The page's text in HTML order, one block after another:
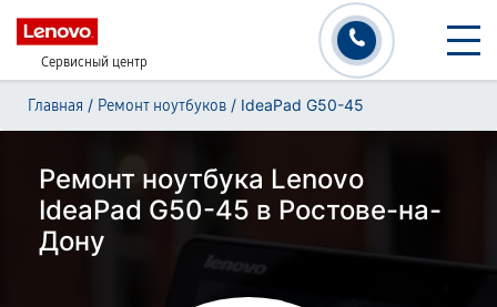
Сервисный центр
Главная / Ремонт ноутбуков / IdeaPad G50-45
Ремонт ноутбука Lenovo
IdeaPad G50-45 в Ростове-на-
Дону